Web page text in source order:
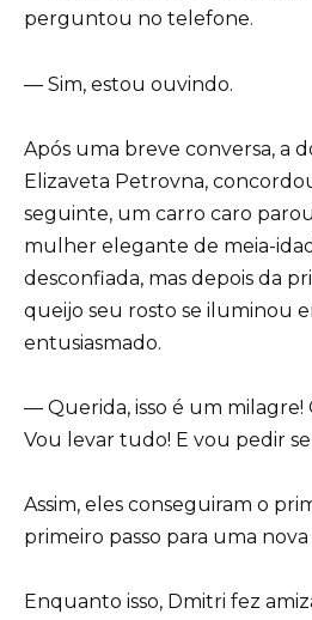
perguntou no telefone.
— Sim, estou ouvindo.
Após uma breve conversa, a
Elizaveta Petrovna,
seguinte, um carro caro
mulher elegante de meia-
desconfiada, mas depois da
queijo seu rosto se iluminou
entusiasmado.
— Querida, isso é um milagre!
Vou levar tudo! E vou pedir
Assim, eles conseguiram o
primeiro passo para uma nova
Enquanto isso, Dmitri fez